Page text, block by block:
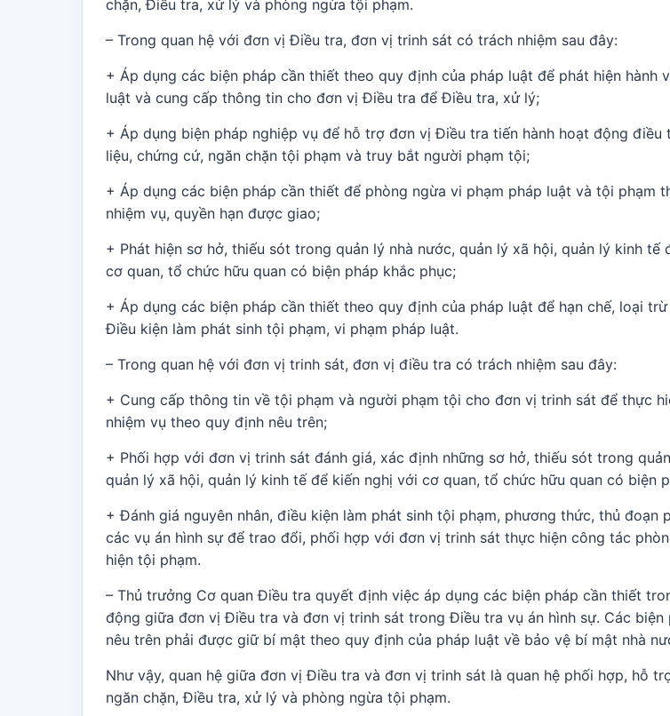
chặn, Điều tra, xử lý và phòng ngừa tội phạm.
– Trong quan hệ với đơn vị Điều tra, đơn vị trinh sát có trách nhiệm sau đây:
+ Áp dụng các biện pháp cần thiết theo quy định của pháp luật để phát hiện hành
luật và cung cấp thông tin cho đơn vị Điều tra để Điều tra, xử lý;
+ Áp dụng biện pháp nghiệp vụ để hỗ trợ đơn vị Điều tra tiến hành hoạt động điều
liệu, chứng cứ, ngăn chặn tội phạm và truy bắt người phạm tội;
+ Áp dụng các biện pháp cần thiết để phòng ngừa vi phạm pháp luật và tội phạm
nhiệm vụ, quyền hạn được giao;
+ Phát hiện sơ hở, thiếu sót trong quản lý nhà nước, quản lý xã hội, quản lý kinh tế
cơ quan, tổ chức hữu quan có biện pháp khắc phục;
+ Áp dụng các biện pháp cần thiết theo quy định của pháp luật để hạn chế, loại trừ
Điều kiện làm phát sinh tội phạm, vi phạm pháp luật.
– Trong quan hệ với đơn vị trinh sát, đơn vị điều tra có trách nhiệm sau đây:
+ Cung cấp thông tin về tội phạm và người phạm tội cho đơn vị trinh sát để thực
nhiệm vụ theo quy định nêu trên;
+ Phối hợp với đơn vị trinh sát đánh giá, xác định những sơ hở, thiếu sót trong
quản lý xã hội, quản lý kinh tế để kiến nghị với cơ quan, tổ chức hữu quan có biện
+ Đánh giá nguyên nhân, điều kiện làm phát sinh tội phạm, phương thức, thủ đoạn
các vụ án hình sự để trao đổi, phối hợp với đơn vị trinh sát thực hiện công tác
hiện tội phạm.
– Thủ trưởng Cơ quan Điều tra quyết định việc áp dụng các biện pháp cần thiết
động giữa đơn vị Điều tra và đơn vị trinh sát trong Điều tra vụ án hình sự. Các biện
nêu trên phải được giữ bí mật theo quy định của pháp luật về bảo vệ bí mật nhà
Như vậy, quan hệ giữa đơn vị Điều tra và đơn vị trinh sát là quan hệ phối hợp, hỗ
ngăn chặn, Điều tra, xử lý và phòng ngừa tội phạm.